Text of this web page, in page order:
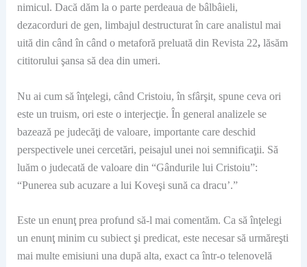
nimicul. Dacă dăm la o parte perdeaua de bâlbâieli,
dezacorduri de gen, limbajul destructurat în care analistul mai
uită din când în când o metaforă preluată din Revista 22, lăsăm
cititorului şansa să dea din umeri.
Nu ai cum să înţelegi, când Cristoiu, în sfârşit, spune ceva ori
este un truism, ori este o interjecţie. În general analizele se
bazează pe judecăţi de valoare, importante care deschid
perspectivele unei cercetări, peisajul unei noi semnificaţii. Să
luăm o judecată de valoare din “Gândurile lui Cristoiu”:
“Punerea sub acuzare a lui Koveşi sună ca dracu’.”
Este un enunţ prea profund să-l mai comentăm. Ca să înţelegi
un enunţ minim cu subiect şi predicat, este necesar să urmăreşti
mai multe emisiuni una după alta, exact ca într-o telenovelă